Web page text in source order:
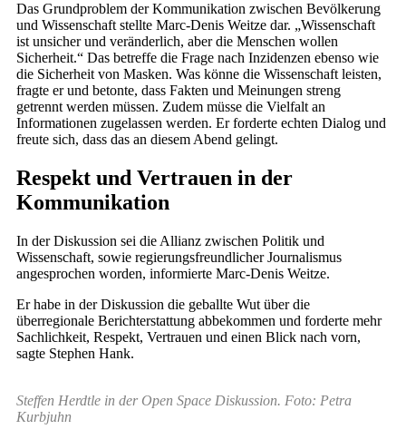
Das Grundproblem der Kommunikation zwischen Bevölkerung
und Wissenschaft stellte Marc-Denis Weitze dar. „Wissenschaft
ist unsicher und veränderlich, aber die Menschen wollen
Sicherheit.“ Das betreffe die Frage nach Inzidenzen ebenso wie
die Sicherheit von Masken. Was könne die Wissenschaft leisten,
fragte er und betonte, dass Fakten und Meinungen streng
getrennt werden müssen. Zudem müsse die Vielfalt an
Informationen zugelassen werden. Er forderte echten Dialog und
freute sich, dass das an diesem Abend gelingt.
Respekt und Vertrauen in der
Kommunikation
In der Diskussion sei die Allianz zwischen Politik und
Wissenschaft, sowie regierungsfreundlicher Journalismus
angesprochen worden, informierte Marc-Denis Weitze.
Er habe in der Diskussion die geballte Wut über die
überregionale Berichterstattung abbekommen und forderte mehr
Sachlichkeit, Respekt, Vertrauen und einen Blick nach vorn,
sagte Stephen Hank.
Steffen Herdtle in der Open Space Diskussion. Foto: Petra
Kurbjuhn